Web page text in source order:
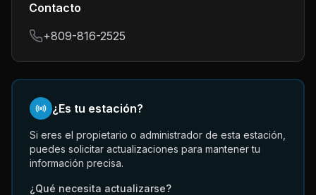
Contacto
+809-816-2525
¿Es tu estación?
Si eres el propietario o administrador de esta estación,
puedes solicitar actualizaciones para mantener tu
información precisa.
¿Qué necesita actualizarse?